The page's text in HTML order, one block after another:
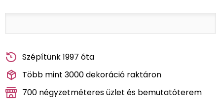
Szépítünk 1997 óta
Több mint 3000 dekoráció raktáron
700 négyzetméteres üzlet és bemutatóterem